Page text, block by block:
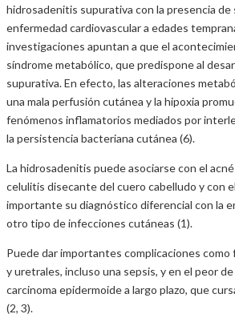
hidrosadenitis supurativa con la presencia
enfermedad cardiovascular a edades
investigaciones apuntan a que el
síndrome metabólico, que predispone al
supurativa. En efecto, las alteraciones
una mala perfusión cutánea y la hipoxia
fenómenos inflamatorios mediados por
la persistencia bacteriana cutánea (6).
La hidrosadenitis puede asociarse con el
celulitis disecante del cuero cabelludo y con
importante su diagnóstico diferencial con la
otro tipo de infecciones cutáneas (1).
Puede dar importantes complicaciones como
y uretrales, incluso una sepsis, y en el peor
carcinoma epidermoide a largo plazo, que
(2, 3).